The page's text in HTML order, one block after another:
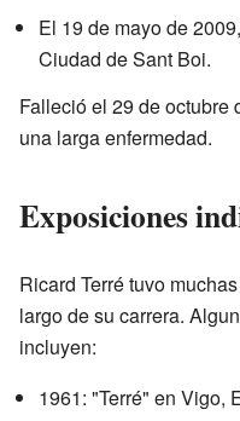
El 19 de mayo de
Ciudad de Sant Boi.
Falleció el 29 de octubre
una larga enfermedad.
Exposiciones
Ricard Terré tuvo
largo de su carrera.
incluyen:
1961: "Terré" en Vigo,